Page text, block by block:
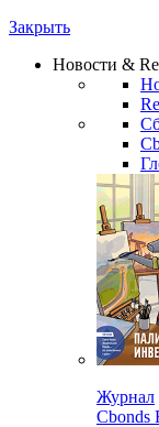
Закрыть
Новости &
Журнал
Cbonds